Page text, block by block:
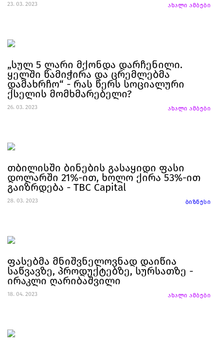
23. 03. 2023 ახალი ამბები
„სულ 5 ლარი მქონდა დარჩენილი.
ყელში წამიჭირა და ცრემლებმა
დამახრჩო“ - რას წერს სოციალური
ქსელის მომხმარებელი?
26. 03. 2023 ახალი ამბები
თბილისში ბინების გასაყიდი ფასი
დოლარში 21%-ით, ხოლო ქირა 53%-ით
გაიზრდება - TBC Capital
28. 03. 2023 ბიზნესი
ფასებმა მნიშვნელოვნად დაიწია
საწვავზე, პროდუქტებზე, სურსათზე -
ირაკლი ღარიბაშვილი
18. 04. 2023 ახალი ამბები